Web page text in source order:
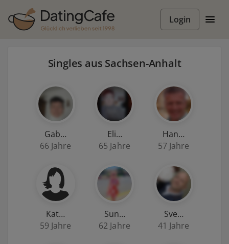
Login
Singles aus Sachsen-Anhalt
Gab…
66 Jahre
Eli…
65 Jahre
Han…
57 Jahre
Kat…
59 Jahre
Sun…
62 Jahre
Sve…
41 Jahre